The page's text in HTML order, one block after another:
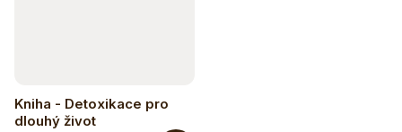
Kniha - Detoxikace pro
dlouhý život